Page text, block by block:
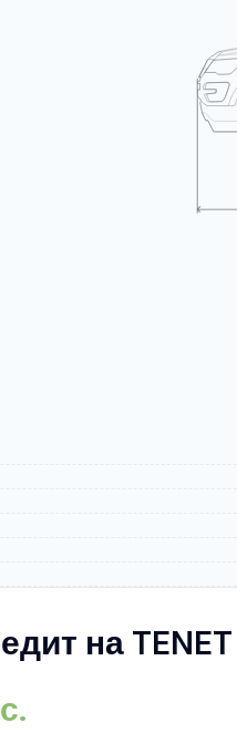
на